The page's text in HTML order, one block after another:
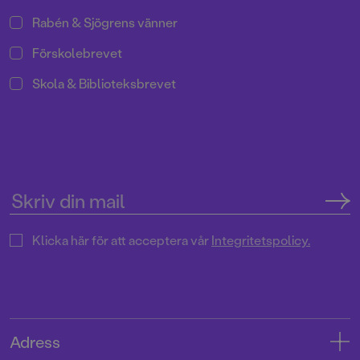
Rabén & Sjögrens vänner
Förskolebrevet
Skola & Biblioteksbrevet
Klicka här för att acceptera vårIntegritetspolicy.
Adress